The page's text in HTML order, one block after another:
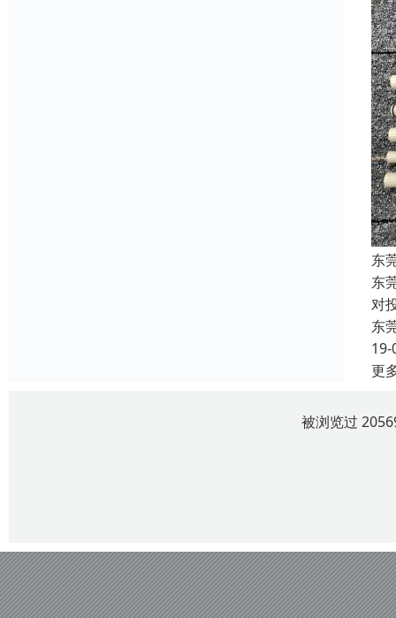
东
东
对
东
19-
更
被浏览过